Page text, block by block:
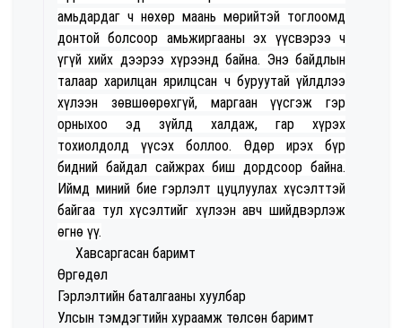
амьдардаг ч нөхөр маань мөрийтэй тоглоомд
донтой болсоор амьжиргааны эх үүсвэрээ ч
үгүй хийх дээрээ хүрээнд байна. Энэ байдлын
талаар харилцан ярилцсан ч буруутай үйлдлээ
хүлээн зөвшөөрөхгүй, маргаан үүсгэж гэр
орныхоо эд зүйлд халдаж, гар хүрэх
тохиолдолд үүсэх боллоо. Өдөр ирэх бүр
бидний байдал сайжрах биш дордсоор байна.
Иймд миний бие гэрлэлт цуцлуулах хүсэлттэй
байгаа тул хүсэлтийг хүлээн авч шийдвэрлэж
өгнө үү.
Хавсаргасан баримт
Өргөдөл
Гэрлэлтийн баталгааны хуулбар
Улсын тэмдэгтийн хураамж төлсөн баримт